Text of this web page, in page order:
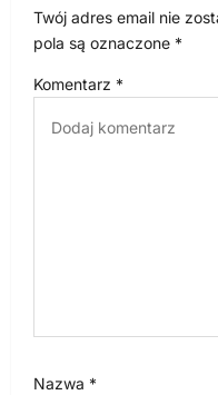
a
p
Twój adres email nie
pola są oznaczone *
Komentarz *
Nazwa *